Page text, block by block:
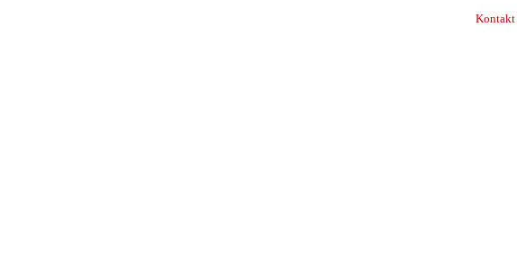
Kontakt